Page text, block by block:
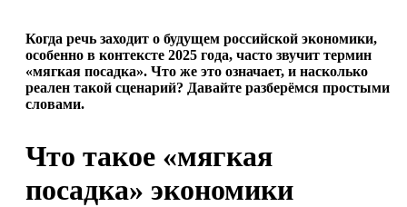
Когда речь заходит о будущем российской экономики,
особенно в контексте 2025 года, часто звучит термин
«мягкая посадка». Что же это означает, и насколько
реален такой сценарий? Давайте разберёмся простыми
словами.
Что такое «мягкая
посадка» экономики